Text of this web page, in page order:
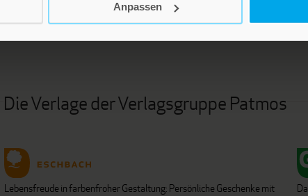
Anpassen
Die Verlage der Verlagsgruppe Patmos
Lebensfreude in farbenfroher Gestaltung: Persönliche Geschenke mit